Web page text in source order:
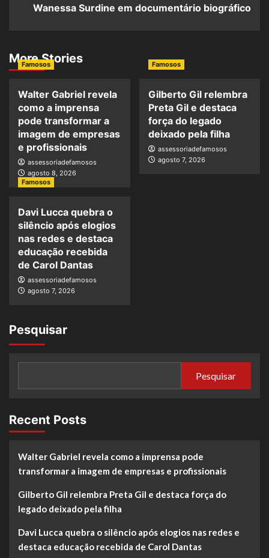
Wanessa Surdine em documentário biográfico
More Stories
Famosos
Walter Gabriel revela
como a imprensa
pode transformar a
imagem de empresas
e profissionais
assessoriadefamosos
agosto 8, 2026
Famosos
Gilberto Gil relembra
Preta Gil e destaca
força do legado
deixado pela filha
assessoriadefamosos
agosto 7, 2026
Famosos
Davi Lucca quebra o
silêncio após elogios
nas redes e destaca
educação recebida
de Carol Dantas
assessoriadefamosos
agosto 7, 2026
Pesquisar
Pesquisar
Recent Posts
Walter Gabriel revela como a imprensa pode
transformar a imagem de empresas e profissionais
Gilberto Gil relembra Preta Gil e destaca força do
legado deixado pela filha
Davi Lucca quebra o silêncio após elogios nas redes e
destaca educação recebida de Carol Dantas